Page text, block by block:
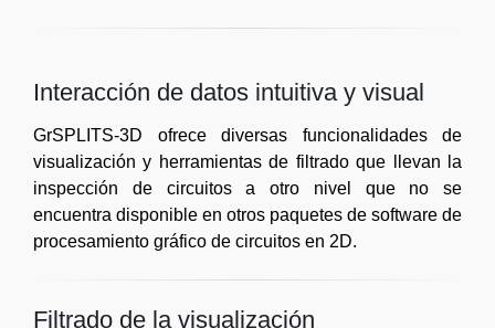
Interacción de datos intuitiva y visual
GrSPLITS-3D ofrece diversas funcionalidades de
visualización y herramientas de filtrado que llevan la
inspección de circuitos a otro nivel que no se
encuentra disponible en otros paquetes de software de
procesamiento gráfico de circuitos en 2D.
Filtrado de la visualización